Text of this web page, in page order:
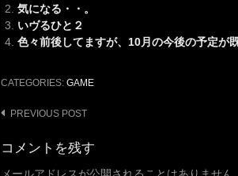
気になる・・。
いヴるひと２
色々前後してますが、10月の今後の予定が
CATEGORIES: GAME
Post
navigation
PREVIOUS POST
コメントを残す
メールアドレスが公開されることはありません。